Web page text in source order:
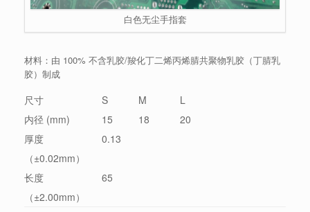
白色无尘手指套
材料：由 100% 不含乳胶/羧化丁二烯丙烯腈共聚物乳胶（丁腈乳
胶）制成
尺寸 S M
L
内径 (mm)
15 18
20
厚度
（±0.02mm）
0.13
长度
（±2.00mm）
65